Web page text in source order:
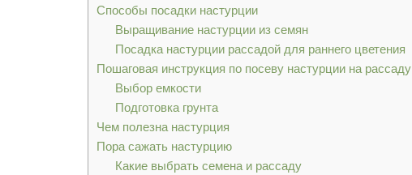
Способы посадки настурции
Выращивание настурции из семян
Посадка настурции рассадой для раннего цветения
Пошаговая инструкция по посеву настурции на рассаду
Выбор емкости
Подготовка грунта
Чем полезна настурция
Пора сажать настурцию
Какие выбрать семена и рассаду